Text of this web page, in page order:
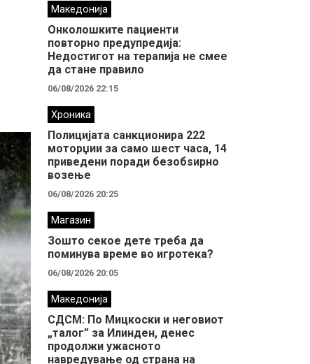
Македонија
Онколошките пациенти
повторно предупредија:
Недостигот на терапија не смее
да стане правило
06/08/2026 22:15
Хроника
Полицијата санкционира 222
моторџии за само шест часа, 14
приведени поради безобѕирно
возење
06/08/2026 20:25
Магазин
Зошто секое дете треба да
поминува време во игротека?
06/08/2026 20:05
Македонија
СДСМ: По Мицкоски и неговиот
„талог” за Илинден, денес
продолжи ужасното
навредување од страна на